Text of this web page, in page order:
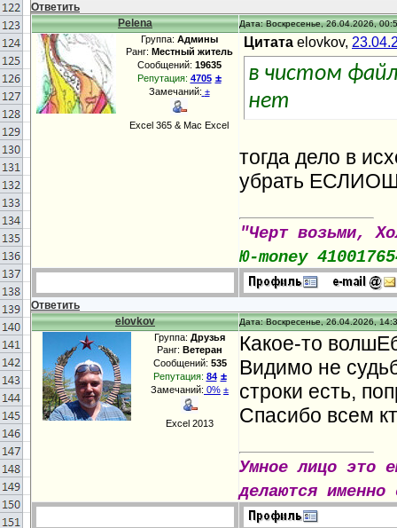
Ответить
Pelena
Дата: Воскресенье, 26.04.2026,
Группа: Админы
Ранг: Местный житель
Сообщений: 19635
Репутация: 4705 ±
Замечаний: ±
Excel 365 & Mac Excel
Цитата elovkov,
в чистом
нет
тогда дело в
убрать
"Черт возьми,
Ю-money
Ответить
elovkov
Дата: Воскресенье, 26.04.2026,
Группа: Друзья
Ранг: Ветеран
Сообщений: 535
Репутация: 84 ±
Замечаний: 0% ±
Excel 2013
Какое-то
Видимо не
строки есть,
Спасибо всем
Умное лицо это
делаются